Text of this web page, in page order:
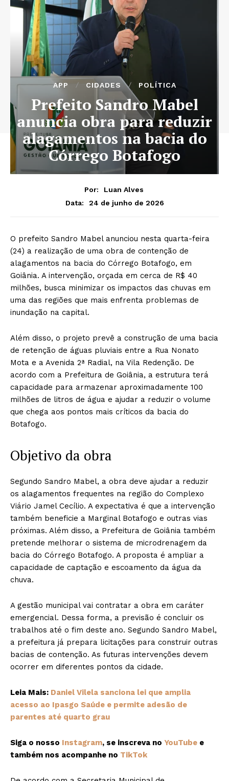
APP CIDADES POLÍTICA
Prefeito Sandro Mabel
anuncia obra para reduzir
alagamentos na bacia do
Córrego Botafogo
Por:
Luan Alves
Data:
24 de junho de 2026
O prefeito Sandro Mabel anunciou nesta quarta-feira
(24) a realização de uma obra de contenção de
alagamentos na bacia do Córrego Botafogo, em
Goiânia. A intervenção, orçada em cerca de R$ 40
milhões, busca minimizar os impactos das chuvas em
uma das regiões que mais enfrenta problemas de
inundação na capital.
Além disso, o projeto prevê a construção de uma bacia
de retenção de águas pluviais entre a Rua Nonato
Mota e a Avenida 2ª Radial, na Vila Redenção. De
acordo com a Prefeitura de Goiânia, a estrutura terá
capacidade para armazenar aproximadamente 100
milhões de litros de água e ajudar a reduzir o volume
que chega aos pontos mais críticos da bacia do
Botafogo.
Objetivo da obra
Segundo Sandro Mabel, a obra deve ajudar a reduzir
os alagamentos frequentes na região do Complexo
Viário Jamel Cecílio. A expectativa é que a intervenção
também beneficie a Marginal Botafogo e outras vias
próximas. Além disso, a Prefeitura de Goiânia também
pretende melhorar o sistema de microdrenagem da
bacia do Córrego Botafogo. A proposta é ampliar a
capacidade de captação e escoamento da água da
chuva.
A gestão municipal vai contratar a obra em caráter
emergencial. Dessa forma, a previsão é concluir os
trabalhos até o fim deste ano. Segundo Sandro Mabel,
a prefeitura já prepara licitações para construir outras
bacias de contenção. As futuras intervenções devem
ocorrer em diferentes pontos da cidade.
Leia Mais: Daniel Vilela sanciona lei que amplia
acesso ao Ipasgo Saúde e permite adesão de
parentes até quarto grau
Siga o nosso Instagram, se inscreva no YouTube e
também nos acompanhe no TikTok